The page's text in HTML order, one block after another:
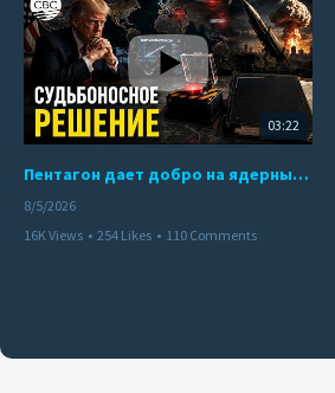
03:22
Пентагон дает добро на ядерный удар по противникам США
8/5/2026
16K Views • 254 Likes • 110 Comments